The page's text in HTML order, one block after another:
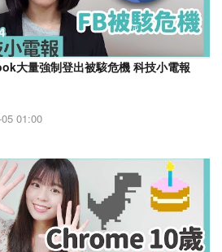
大量強制登出被駭危機 科技小電報
01:00